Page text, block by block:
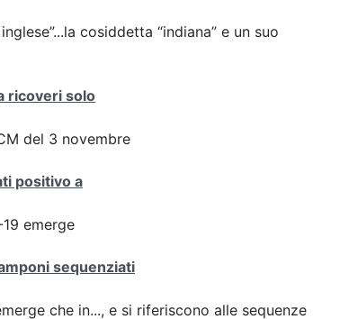
cosiddetta “indiana” e un suo
ricoveri solo
del 3 novembre
positivo a
emerge
sequenziati
che in..., e si riferiscono alle sequenze